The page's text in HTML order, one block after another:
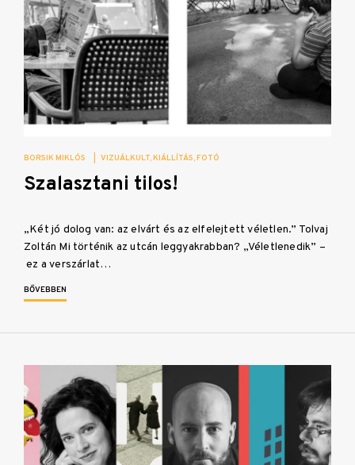
BORSIK MIKLÓS VIZUÁLKULT KIÁLLÍTÁS FOTÓ
Szalasztani tilos!
„Két jó dolog van: az elvárt és az elfelejtett véletlen.” Tolvaj
Zoltán Mi történik az utcán leggyakrabban? „Véletlenedik” –
ez a verszárlat…
BŐVEBBEN